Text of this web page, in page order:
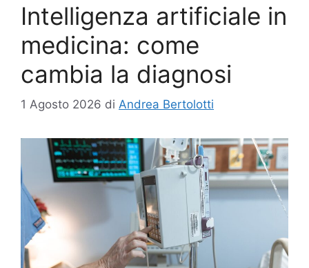
Intelligenza artificiale in
medicina: come
cambia la diagnosi
1 Agosto 2026 di Andrea Bertolotti